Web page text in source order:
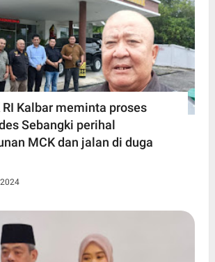
RI Kalbar meminta proses
Sebangki perihal
MCK dan jalan di duga